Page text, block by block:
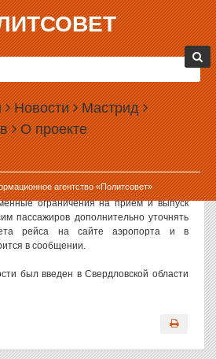
Новости Мастрид
О проекте
агентство «Политсовет»
АЭРОПОРТ ЗАКРЫЛИ ИЗ-
Кольцово из-за режима ракетной
и выпуск самолетов.
сообщила пресс-служба аэропорта.
воздушным движением в аэропорту
ограничения на прием и выпуск
пассажиров дополнительно уточнять
рейса на сайте аэропорта и в
в сообщении.
был введен в Свердловской области